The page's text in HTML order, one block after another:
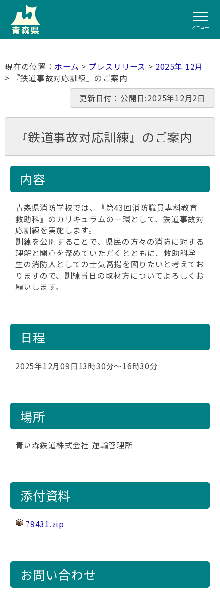
メニュー
ホーム > プレスリリース > 2025年 12月
> 『鉄道事故対応訓練』のご案内
更新日付：公開日:2025年12月2日
『鉄道事故対応訓練』のご案内
内容
青森県消防学校では、『第43回消防職員専科教育
救助科』のカリキュラムの一環として、鉄道事故対
応訓練を実施します。
訓練を公開することで、県民の方々の消防に対する
理解と関心を深めていただくとともに、救助科学
生の消防人としての士気高揚を図りたいと考えてお
りますので、訓練当日の取材方についてよろしくお
願いします。
日程
2025年12月09日13時30分～16時30分
場所
青い森鉄道株式会社 運輸管理所
添付資料
79431.zip
お問い合わせ